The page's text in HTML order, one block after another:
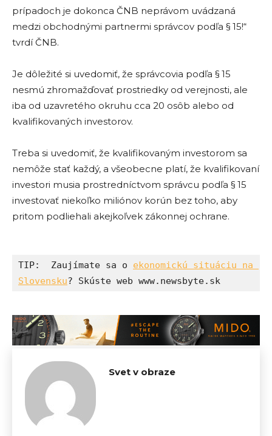
prípadoch je dokonca ČNB neprávom uvádzaná
medzi obchodnými partnermi správcov podľa § 15!“
tvrdí ČNB.
Je dôležité si uvedomiť, že správcovia podľa § 15
nesmú zhromažďovať prostriedky od verejnosti, ale
iba od uzavretého okruhu cca 20 osôb alebo od
kvalifikovaných investorov.
Treba si uvedomiť, že kvalifikovaným investorom sa
nemôže stať každý, a všeobecne platí, že kvalifikovaní
investori musia prostredníctvom správcu podľa § 15
investovať niekoľko miliónov korún bez toho, aby
pritom podliehali akejkoľvek zákonnej ochrane.
TIP:  Zaujímate sa o ekonomickú situáciu na
Slovensku? Skúste web www.newsbyte.sk
Svet v obraze